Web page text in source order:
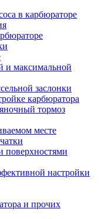
в карбюраторе
и максимальной
заслонки
карбюратора
тормоз
месте
поверхностями
настройки
и прочих